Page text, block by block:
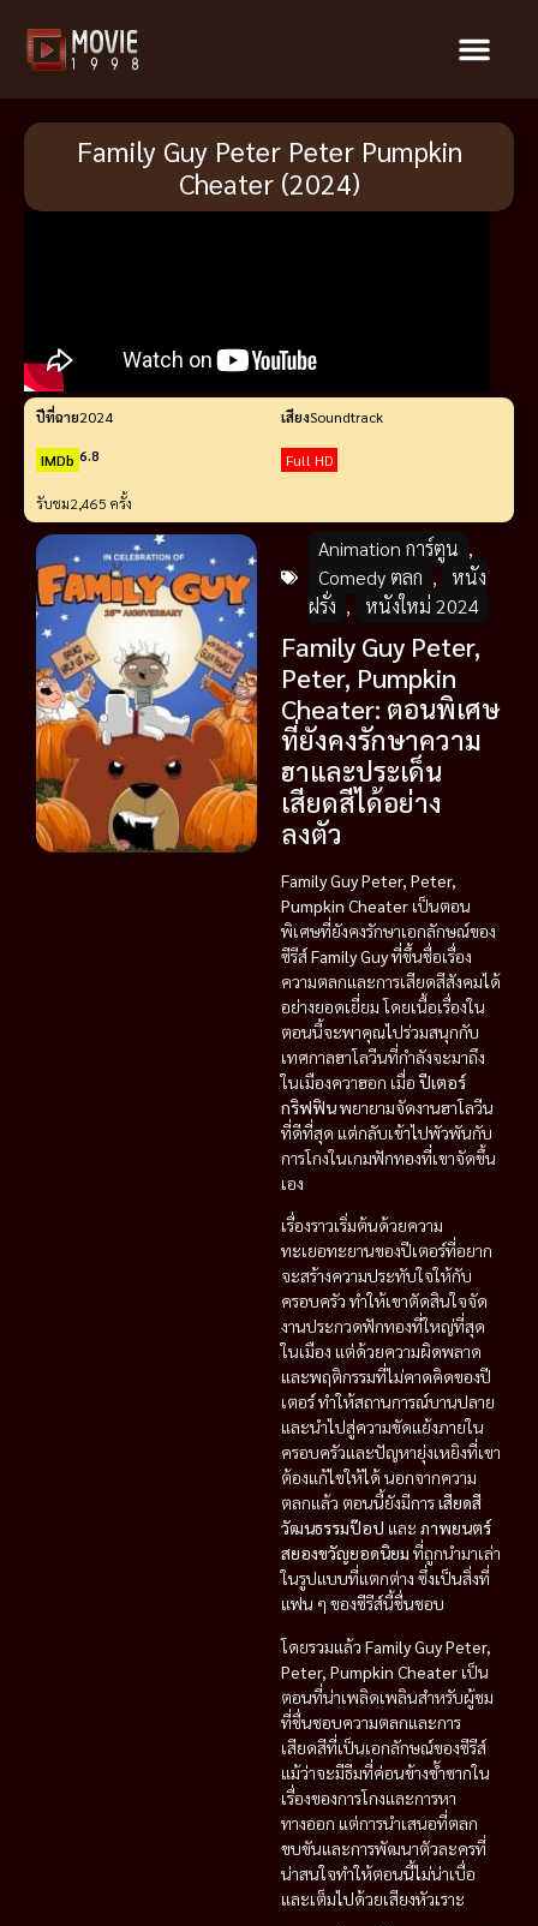
Family Guy Peter Peter Pumpkin
Cheater (2024)
ปีที่ฉาย2024 เสียงSoundtrack
IMDb 6.8 Full HD
รับชม2,465 ครั้ง
Animation การ์ตูน ,
Comedy ตลก ,
หนัง
ฝรั่ง , หนังใหม่ 2024
Family Guy Peter,
Peter, Pumpkin
Cheater: ตอนพิเศษ
ที่ยังคงรักษาความ
ฮาและประเด็น
เสียดสีได้อย่าง
ลงตัว
Family Guy Peter, Peter,
Pumpkin Cheater เป็นตอน
พิเศษที่ยังคงรักษาเอกลักษณ์ของ
ซีรีส์Family Guyที่ขึ้นชื่อเรื่อง
ความตลกและการเสียดสีสังคมได้
อย่างยอดเยี่ยม โดยเนื้อเรื่องใน
ตอนนี้จะพาคุณไปร่วมสนุกกับ
เทศกาลฮาโลวีนที่กำลังจะมาถึง
ในเมืองควาฮอก เมื่อ ปีเตอร์
กริฟฟินพยายามจัดงานฮาโลวีน
ที่ดีที่สุด แต่กลับเข้าไปพัวพันกับ
การโกงในเกมฟักทองที่เขาจัดขึ้น
เอง
เรื่องราวเริ่มต้นด้วยความ
ทะเยอทะยานของปีเตอร์ที่อยาก
จะสร้างความประทับใจให้กับ
ครอบครัว ทำให้เขาตัดสินใจจัด
งานประกวดฟักทองที่ใหญ่ที่สุด
ในเมือง แต่ด้วยความผิดพลาด
และพฤติกรรมที่ไม่คาดคิดของปี
เตอร์ ทำให้สถานการณ์บานปลาย
และนำไปสู่ความขัดแย้งภายใน
ครอบครัวและปัญหายุ่งเหยิงที่เขา
ต้องแก้ไขให้ได้ นอกจากความ
ตลกแล้ว ตอนนี้ยังมีการเสียดสี
วัฒนธรรมป๊อป และ ภาพยนตร์
สยองขวัญยอดนิยม ที่ถูกนำมาเล่า
ในรูปแบบที่แตกต่าง ซึ่งเป็นสิ่งที่
แฟน ๆ ของซีรีส์นี้ชื่นชอบ
โดยรวมแล้ว Family Guy Peter,
Peter, Pumpkin Cheater เป็น
ตอนที่น่าเพลิดเพลินสำหรับผู้ชม
ที่ชื่นชอบความตลกและการ
เสียดสีที่เป็นเอกลักษณ์ของซีรีส์
แม้ว่าจะมีธีมที่ค่อนข้างซ้ำซากใน
เรื่องของการโกงและการหา
ทางออก แต่การนำเสนอที่ตลก
ขบขันและการพัฒนาตัวละครที่
น่าสนใจทำให้ตอนนี้ไม่น่าเบื่อ
และเต็มไปด้วยเสียงหัวเราะ